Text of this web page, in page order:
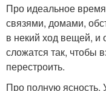
Про идеальное
связями, домами,
в некий ход вещей, и
сложатся так, чтобы
перестроить.
Про полную